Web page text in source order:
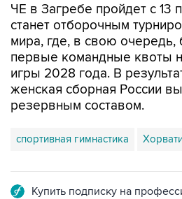
ЧЕ в Загребе пройдет с 13
станет отборочным
мира, где, в свою очередь,
первые командные квоты
игры 2028 года. В
женская сборная России
резервным составом.
спортивная гимнастика
Купить подписку на